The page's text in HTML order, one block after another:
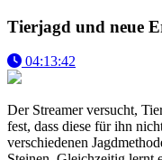
Tierjagd und neue
04:13:42
Der Streamer versucht,
fest, dass diese für ihn
verschiedenen